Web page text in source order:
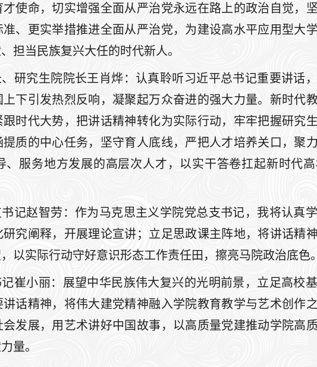
使命，切实增强全面从严治党永远在路上的政治自觉，
、更实举措推进全面从严治党，为建设高水平应用型大
担当民族复兴大任的时代新人。
研究生院院长王肖烨：认真聆听习近平总书记重要讲话
下引发热烈反响，凝聚起万众奋进的强大力量。新时代
时代大势，把讲话精神转化为实际行动，牢牢把握研究
质的中心任务，坚守育人底线，严把人才培养关口，聚
、服务地方发展的高层次人才，以实干答卷扛起新时代
记赵智劳：作为马克思主义学院党总支书记，我将认真
究阐释，开展理论宣讲；立足思政课主阵地，将讲话精
以实际行动守好意识形态工作责任田，擦亮马院政治底色。
崔小丽：展望中华民族伟大复兴的光明前景，立足高校
话精神，将伟大建党精神融入学院教育教学与艺术创作
发展，用艺术讲好中国故事，以高质量党建推动学院高
量。